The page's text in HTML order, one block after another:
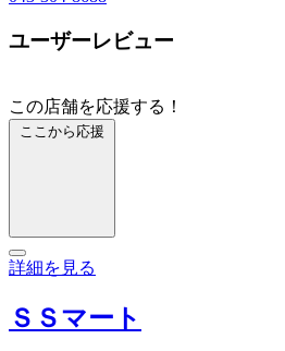
ユーザーレビュー
この店舗を応援する！
ここから応援
詳細を見る
ＳＳマート